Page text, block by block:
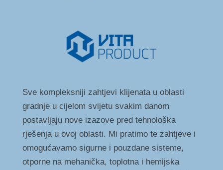
Sve kompleksniji zahtjevi klijenata u oblasti
gradnje u cijelom svijetu svakim danom
postavljaju nove izazove pred tehnološka
rješenja u ovoj oblasti. Mi pratimo te zahtjeve i
omogućavamo sigurne i pouzdane sisteme,
otporne na mehanička, toplotna i hemijska